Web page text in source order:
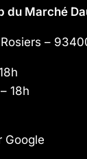
du Marché
–
18h
Google